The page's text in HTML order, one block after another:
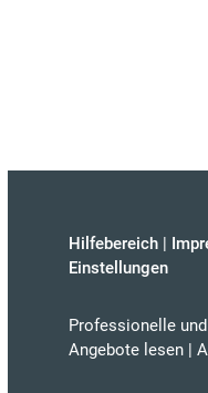
Hilfebereich |
Einstellungen
Professionelle
Angebote lesen |